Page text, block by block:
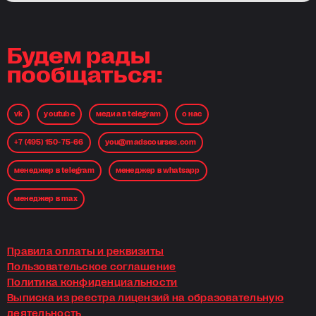
Будем рады
пообщаться:
vk youtube медиа в telegram о нас
+7 (495) 150-75-66 you@madscourses.com
менеджер в telegram менеджер в whatsapp
менеджер в max
Правила оплаты и реквизиты
Пользовательское соглашение
Политика конфиденциальности
Выписка из реестра лицензий на образовательную
деятельность